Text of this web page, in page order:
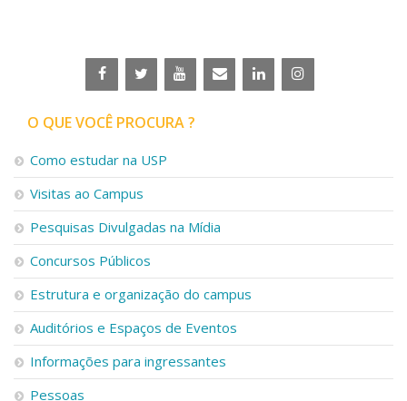
Museus e Espaços Interativos
Bibliotecas
Segurança, Trânsito e Prevenção
RH, Administrativo e Financeiro
Outros serviços
Comunicação
Assessorias e Mídias
Aplicativos e Sites
Agenda de Eventos
Defesa de Teses
O QUE VOCÊ PROCURA ?
Como estudar na USP
Visitas ao Campus
Pesquisas Divulgadas na Mídia
Concursos Públicos
Estrutura e organização do campus
Auditórios e Espaços de Eventos
Informações para ingressantes
Pessoas